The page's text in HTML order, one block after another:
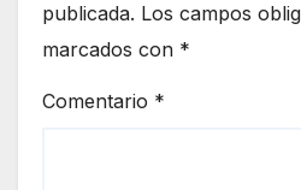
publicada. Los campos
marcados con *
Comentario *